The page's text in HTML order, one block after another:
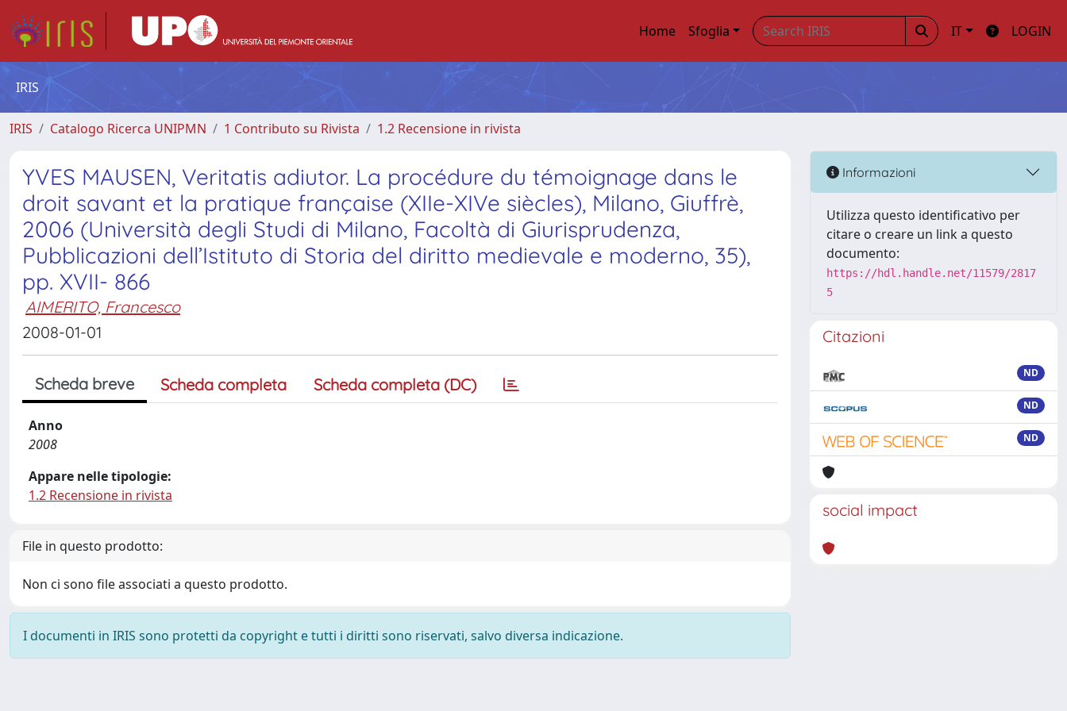
Home Sfoglia IT LOGIN
IRIS
IRIS Catalogo Ricerca UNIPMN 1 Contributo su Rivista 1.2 Recensione in rivista
YVES MAUSEN, Veritatis adiutor. La procédure du témoignage dans le
droit savant et la pratique française (XIIe-XIVe siècles), Milano, Giuffrè,
2006 (Università degli Studi di Milano, Facoltà di Giurisprudenza,
Pubblicazioni dell’Istituto di Storia del diritto medievale e moderno, 35),
pp. XVII- 866
AIMERITO, Francesco
2008-01-01
Scheda breve Scheda completa Scheda completa (DC)
Anno
2008
Appare nelle tipologie:
1.2 Recensione in rivista
File in questo prodotto:
Non ci sono file associati a questo prodotto.
I documenti in IRIS sono protetti da copyright e tutti i diritti sono riservati, salvo diversa indicazione.
Informazioni
Utilizza questo identificativo per
citare o creare un link a questo
documento:
https://hdl.handle.net/11579/2817
5
Citazioni
ND
ND
ND
social impact